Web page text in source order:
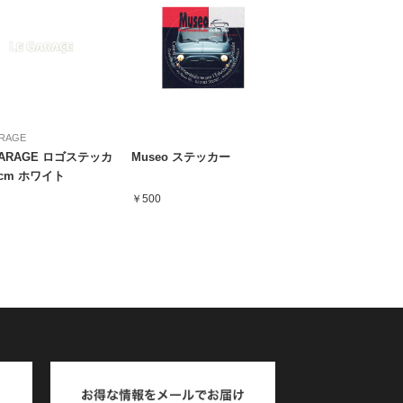
ロゴステッカ
ホワイト
Museo ステッカー
￥500